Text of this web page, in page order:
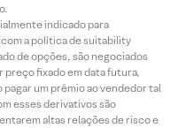
indicado para
a política de suitability
de opções, são negociados
preço fixado em data futura,
um prêmio ao vendedor tal
esses derivativos são
altas relações de risco e